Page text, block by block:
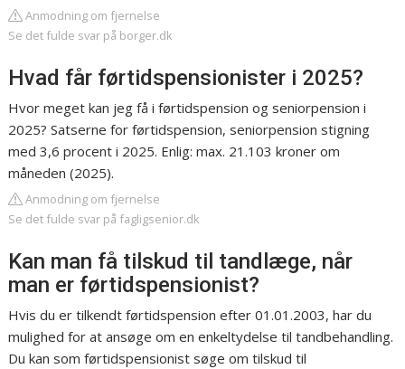
Anmodning om fjernelse
Se det fulde svar på borger.dk
Hvad får førtidspensionister i 2025?
Hvor meget kan jeg få i førtidspension og seniorpension i
2025? Satserne for førtidspension, seniorpension stigning
med 3,6 procent i 2025. Enlig: max. 21.103 kroner om
måneden (2025).
Anmodning om fjernelse
Se det fulde svar på fagligsenior.dk
Kan man få tilskud til tandlæge, når
man er førtidspensionist?
Hvis du er tilkendt førtidspension efter 01.01.2003, har du
mulighed for at ansøge om en enkeltydelse til tandbehandling.
Du kan som førtidspensionist søge om tilskud til